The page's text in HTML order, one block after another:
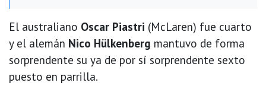
El australiano Oscar Piastri (McLaren) fue cuarto
y el alemán Nico Hülkenberg mantuvo de forma
sorprendente su ya de por sí sorprendente sexto
puesto en parrilla.